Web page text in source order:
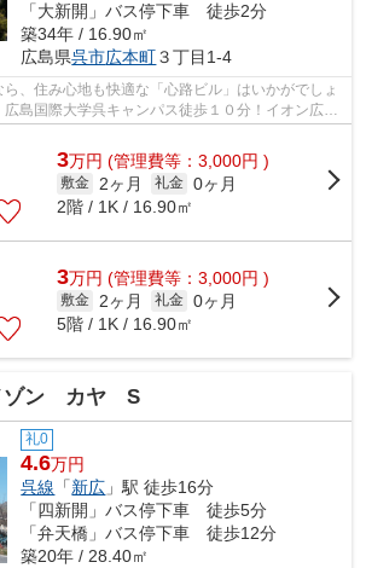
「大新開」バス停下車 徒歩2分
築34年 / 16.90㎡
広島県呉市広本町３丁目1-4
、住み心地も快適な「心路ビル」はいかがでしょ
島国際大学呉キャンパス徒歩１０分！イオン広店
便利です。...
3万円 (管理費等：3,000円 )
敷金 2ヶ月 礼金 0ヶ月
2階 / 1K / 16.90㎡
3万円 (管理費等：3,000円 )
敷金 2ヶ月 礼金 0ヶ月
5階 / 1K / 16.90㎡
ゾン カヤ S
礼0
4.6万円
呉線 「新広 」駅 徒歩16分
「四新開」バス停下車 徒歩5分
「弁天橋」バス停下車 徒歩12分
築20年 / 28.40㎡